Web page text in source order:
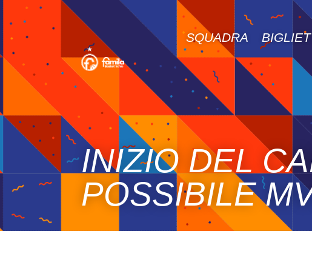
SQUADRA
INIZIO DEL
POSSIBILE